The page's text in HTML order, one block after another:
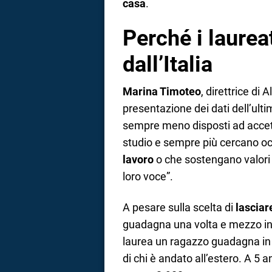
casa.
Perché i
dall’Italia
Marina Timoteo, direttrice di
presentazione dei dati
sempre meno disposti ad
studio e sempre più cercano
lavoroo che sostengano
loro voce”.
A pesare sulla scelta di
guadagna una volta e mezzo
laurea un ragazzo guadagna
di chi è andato all’estero. A 5